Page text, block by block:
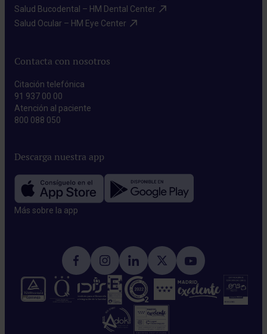
Salud Bucodental – HM Dental Center​
Salud Ocular – HM Eye Center​
Contacta con nosotros
Citación telefónica
91 937 00 00
Atención al paciente
800 088 050
Descarga nuestra app
Más sobre la app​